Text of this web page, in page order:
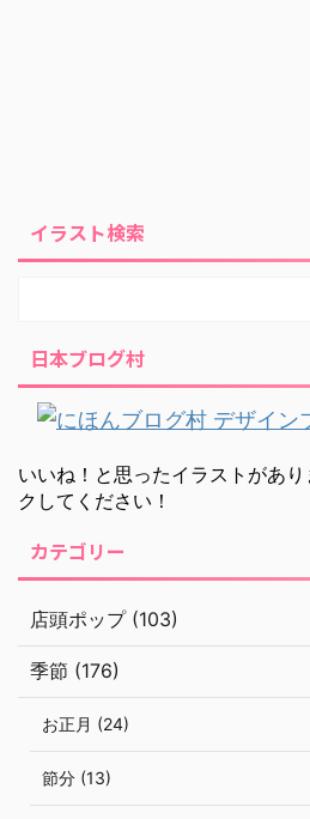
イラスト検索
日本ブログ村
いいね！と思ったイラストがあ
クしてください！
カテゴリー
店頭ポップ (103)
季節 (176)
お正月 (24)
節分 (13)